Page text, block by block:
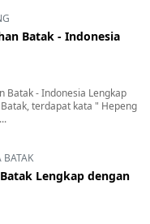
Batak - Indonesia
Batak - Indonesia Lengkap
terdapat kata " Hepeng
BATAK
Lengkap dengan